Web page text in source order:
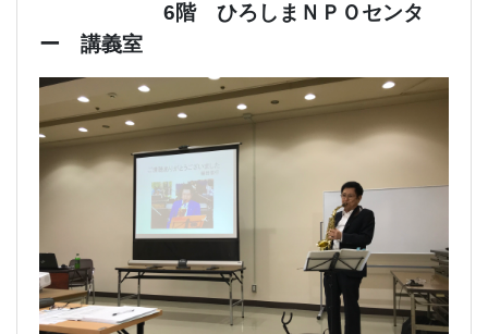
6階 ひろしまＮＰＯセンタ
ー 講義室